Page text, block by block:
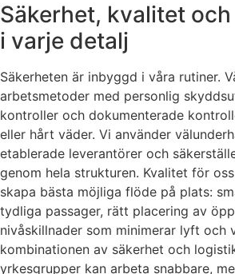
Säkerhet, kvalitet
i varje detalj
Säkerheten är inbyggd i våra rutiner.
arbetsmetoder med personlig
kontroller och dokumenterade
eller hårt väder. Vi använder
etablerade leverantörer och
genom hela strukturen. Kvalitet för
skapa bästa möjliga flöde på plats:
tydliga passager, rätt placering av
nivåskillnader som minimerar lyft och
kombinationen av säkerhet och
yrkesgrupper kan arbeta snabbare,